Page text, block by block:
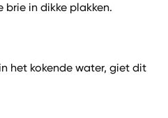
brie in dikke plakken.
het kokende water, giet dit